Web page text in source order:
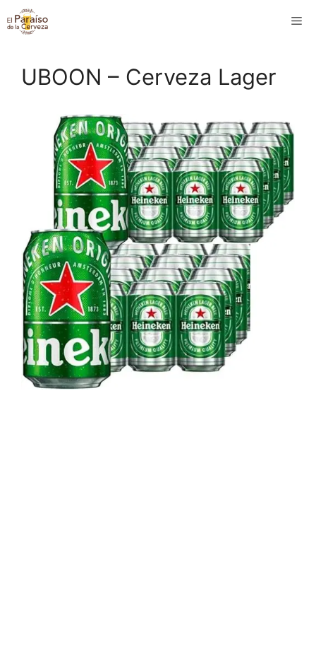
Saltar
al
UBOON – Cerveza Lager